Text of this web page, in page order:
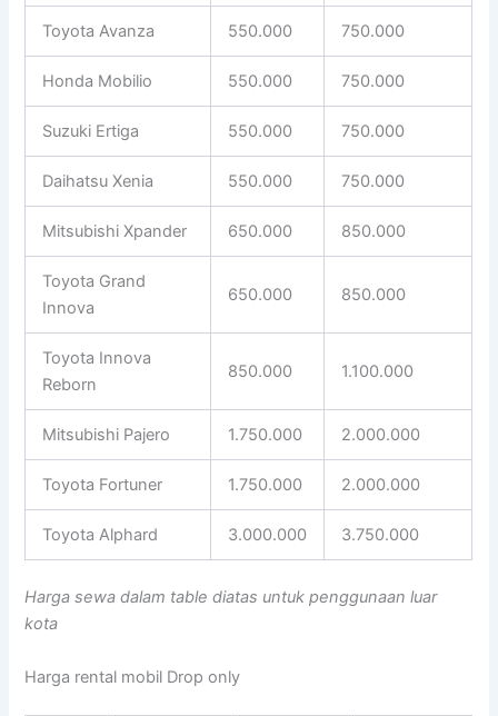
Toyota Avanza 550.000 750.000
Honda Mobilio 550.000 750.000
Suzuki Ertiga 550.000 750.000
Daihatsu Xenia 550.000 750.000
Mitsubishi Xpander 650.000 850.000
Toyota Grand
Innova
650.000 850.000
Toyota Innova
Reborn
850.000 1.100.000
Mitsubishi Pajero 1.750.000 2.000.000
Toyota Fortuner 1.750.000 2.000.000
Toyota Alphard 3.000.000 3.750.000
Harga sewa dalam table diatas untuk penggunaan luar
kota
Harga rental mobil Drop only